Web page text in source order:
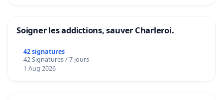
Soigner les addictions, sauver Charleroi.
42 signatures
42 Signatures / 7 jours
1 Aug 2026